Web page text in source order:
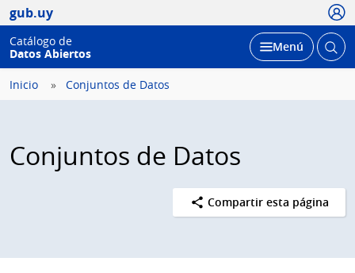
gub.uy
Catálogo de
Datos Abiertos
Desplegar
Menú Abrir
Inicio Conjuntos de Datos
Conjuntos de Datos
Compartir esta página